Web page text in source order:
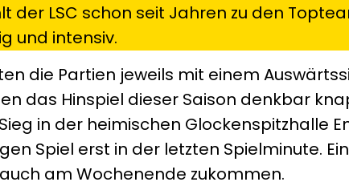
der LSC schon seit Jahren zu den
und intensiv.
die Partien jeweils mit einem
das Hinspiel dieser Saison denkbar
in der heimischen Glockenspitzhalle
Spiel erst in der letzten Spielminute.
am Wochenende zukommen.